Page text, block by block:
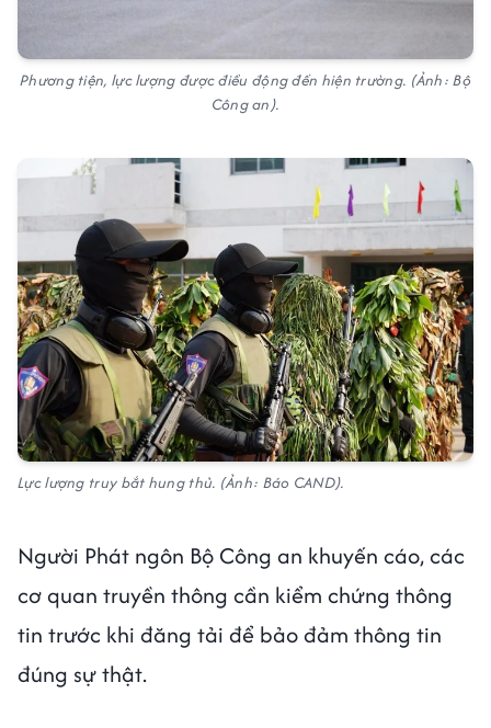
Phương tiện, lực lượng được điều động đến hiện trường. (Ảnh: Bộ
Công an).
Lực lượng truy bắt hung thủ. (Ảnh: Báo CAND).
Người Phát ngôn Bộ Công an khuyến cáo, các
cơ quan truyền thông cần kiểm chứng thông
tin trước khi đăng tải để bảo đảm thông tin
đúng sự thật.